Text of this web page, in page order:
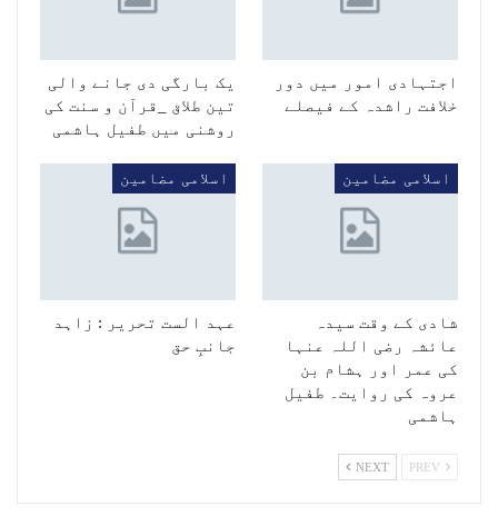
اجتہادی امور میں دور
خلافت راشدہ کے فیصلے
یک بارگی دی جانے والی
تین طلاق _قرآن و سنت کی
روشنی میں طفیل ہاشمی
اسلامی مضامین
شادی کے وقت سیدہ
عائشہ رضی اللہ عنہا
کی عمر اور ہشام بن
عروہ کی روایت۔ طفیل
ہاشمی
اسلامی مضامین
عہد الست تحریر : زاہد
جانبِ حق
NEXT